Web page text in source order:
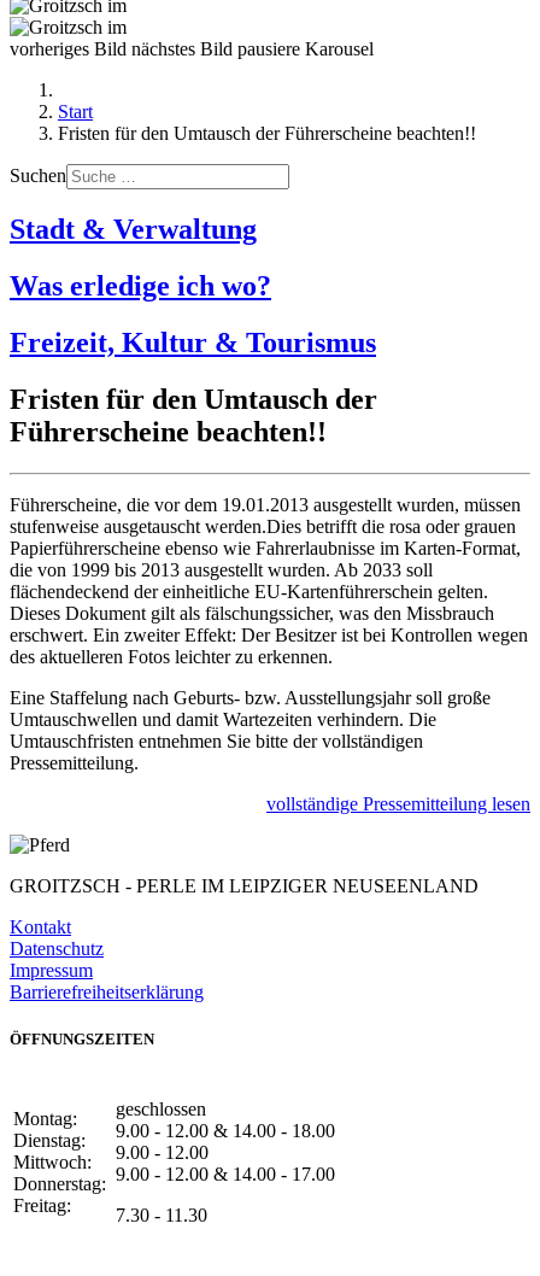
vorheriges Bild nächstes Bild pausiere Karousel
Start
Fristen für den Umtausch der Führerscheine beachten!!
Suchen
Stadt & Verwaltung
Was erledige ich wo?
Freizeit, Kultur & Tourismus
Fristen für den Umtausch der
Führerscheine beachten!!
Führerscheine, die vor dem 19.01.2013 ausgestellt wurden, müssen
stufenweise ausgetauscht werden.Dies betrifft die rosa oder grauen
Papierführerscheine ebenso wie Fahrerlaubnisse im Karten-Format,
die von 1999 bis 2013 ausgestellt wurden. Ab 2033 soll
flächendeckend der einheitliche EU-Kartenführerschein gelten.
Dieses Dokument gilt als fälschungssicher, was den Missbrauch
erschwert. Ein zweiter Effekt: Der Besitzer ist bei Kontrollen wegen
des aktuelleren Fotos leichter zu erkennen.
Eine Staffelung nach Geburts- bzw. Ausstellungsjahr soll große
Umtauschwellen und damit Wartezeiten verhindern. Die
Umtauschfristen entnehmen Sie bitte der vollständigen
Pressemitteilung.
vollständige Pressemitteilung lesen
GROITZSCH - PERLE IM LEIPZIGER NEUSEENLAND
Kontakt
Datenschutz
Impressum
Barrierefreiheitserklärung
ÖFFNUNGSZEITEN
Montag:
Dienstag:
Mittwoch:
Donnerstag:
Freitag:
geschlossen
9.00 - 12.00 & 14.00 - 18.00
9.00 - 12.00
9.00 - 12.00 & 14.00 - 17.00
7.30 - 11.30